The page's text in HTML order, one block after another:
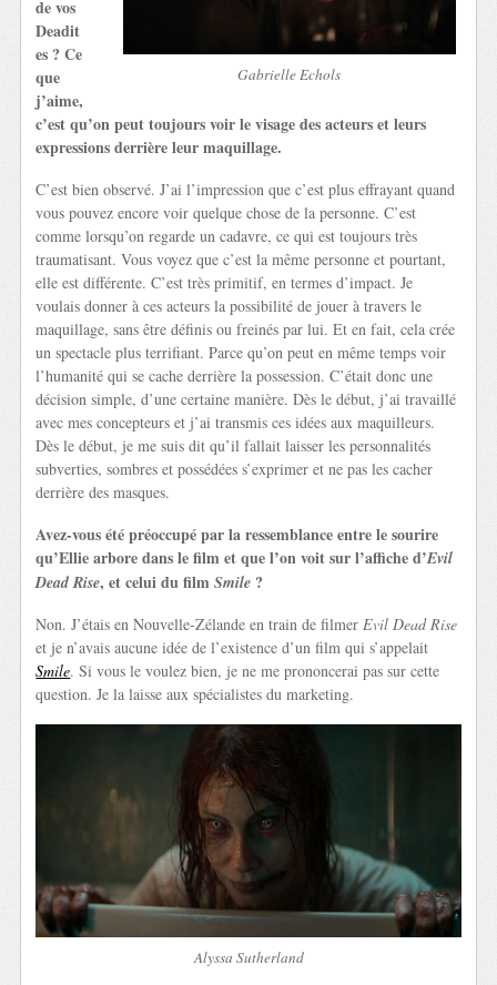
Gabrielle Echols
de vos
Deadit
es ? Ce
que
j’aime,
c’est qu’on peut toujours voir le visage des acteurs et leurs
expressions derrière leur maquillage.
C’est bien observé. J’ai l’impression que c’est plus effrayant quand
vous pouvez encore voir quelque chose de la personne. C’est
comme lorsqu’on regarde un cadavre, ce qui est toujours très
traumatisant. Vous voyez que c’est la même personne et pourtant,
elle est différente. C’est très primitif, en termes d’impact. Je
voulais donner à ces acteurs la possibilité de jouer à travers le
maquillage, sans être définis ou freinés par lui. Et en fait, cela crée
un spectacle plus terrifiant. Parce qu’on peut en même temps voir
l’humanité qui se cache derrière la possession. C’était donc une
décision simple, d’une certaine manière. Dès le début, j’ai travaillé
avec mes concepteurs et j’ai transmis ces idées aux maquilleurs.
Dès le début, je me suis dit qu’il fallait laisser les personnalités
subverties, sombres et possédées s’exprimer et ne pas les cacher
derrière des masques.
Avez-vous été préoccupé par la ressemblance entre le sourire
qu’Ellie arbore dans le film et que l’on voit sur l’affiche d’Evil
Dead Rise, et celui du filmSmile ?
Non. J’étais en Nouvelle-Zélande en train de filmerEvil Dead Rise
et je n’avais aucune idée de l’existence d’un film qui s’appelait
Smile. Si vous le voulez bien, je ne me prononcerai pas sur cette
question. Je la laisse aux spécialistes du marketing.
Alyssa Sutherland